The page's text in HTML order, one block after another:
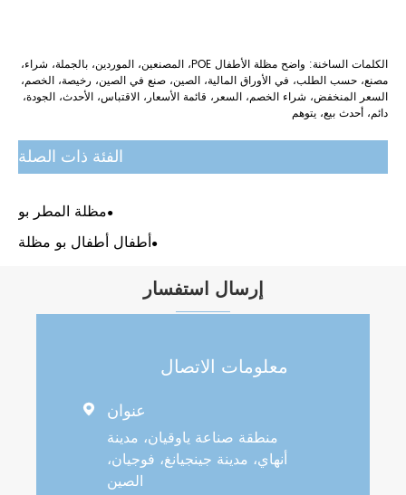
الكلمات الساخنة: واضح مظلة الأطفال POE، المصنعين، الموردين، بالجملة، شراء،
مصنع، حسب الطلب، في الأوراق المالية، الصين، صنع في الصين، رخيصة، الخصم،
السعر المنخفض، شراء الخصم، السعر، قائمة الأسعار، الاقتباس، الأحدث، الجودة،
دائم، أحدث بيع، يتوهم
الفئة ذات الصلة
مظلة المطر بو
أطفال أطفال بو مظلة
إرسال استفسار
معلومات الاتصال
 عنوان
منطقة صناعة ياوقيان، مدينة
أنهاي، مدينة جينجيانغ، فوجيان،
الصين